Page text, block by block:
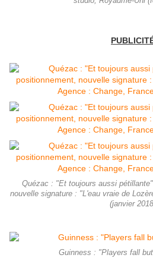
Quézac : "Et toujours aussi
nouvelle signature : "L'eau vraie de
(janvier
Guinness : "Players fall